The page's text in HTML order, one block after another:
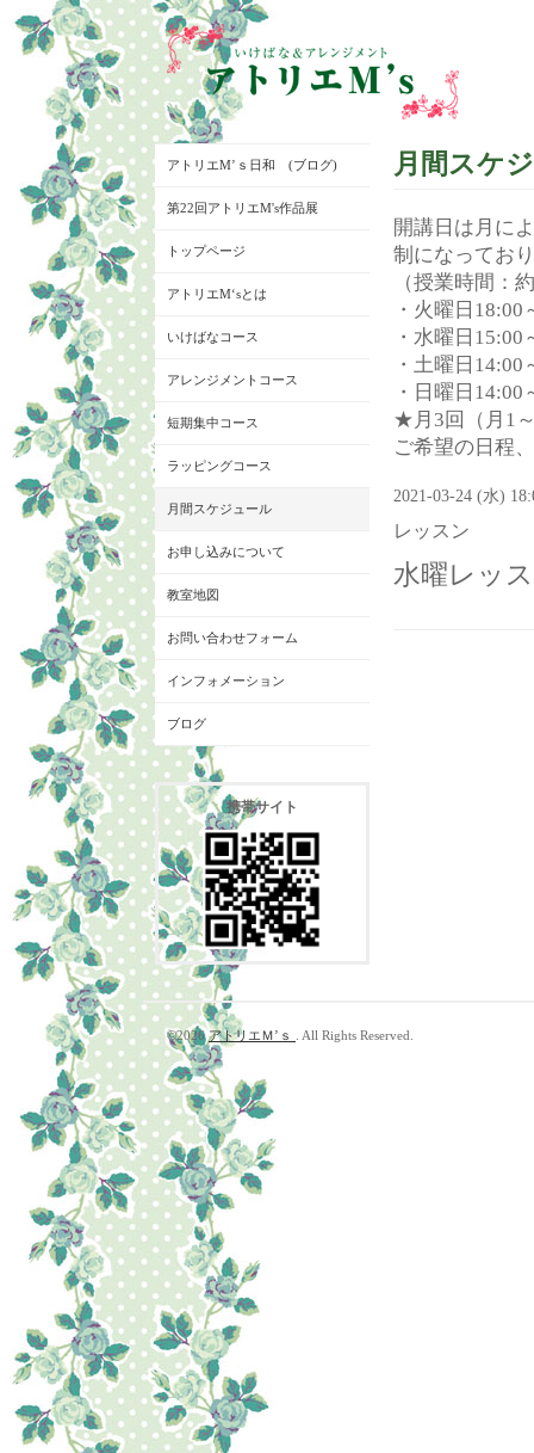
月間スケ
開講日は月に
制になってお
（授業時間：
・火曜日18:00
・水曜日15:00
・土曜日14:00
・日曜日14:00
★月3回（月1
ご希望の日程
2021-03-24 (水)
レッスン
水曜レッ
アトリエM’ｓ日和 (ブログ)
第22回アトリエM's作品展
トップページ
アトリエM‘sとは
いけばなコース
アレンジメントコース
短期集中コース
ラッピングコース
月間スケジュール
お申し込みについて
教室地図
お問い合わせフォーム
インフォメーション
ブログ
携帯サイト
©2026アトリエＭ’ｓ . All Rights Reserved.